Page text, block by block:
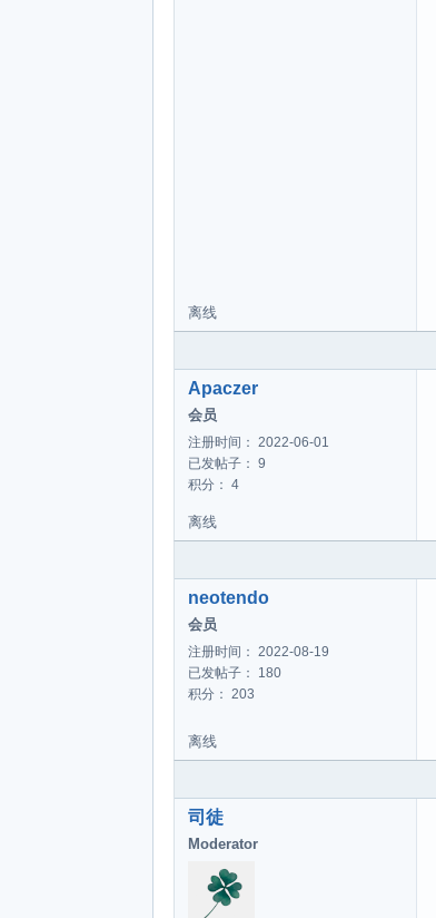
离线
Apaczer
会员
注册时间： 2022-06-01
已发帖子： 9
积分： 4
离线
neotendo
会员
注册时间： 2022-08-19
已发帖子： 180
积分： 203
离线
司徒
Moderator